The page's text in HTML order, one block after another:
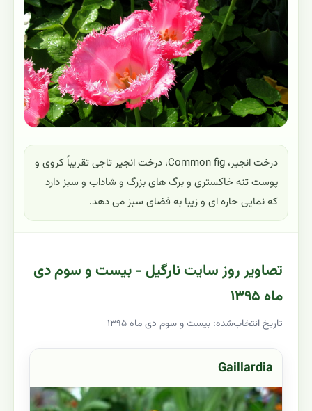
درخت انجیر، Common fig، درخت انجیر تاجی تقریباً کروی و
پوست تنه خاکستری و برگ های بزرگ و شاداب و سبز دارد
که نمایی حاره ای و زیبا به فضای سبز می دهد.
تصاویر روز سایت نارگیل - بیست و سوم دی
ماه ۱۳۹۵
تاریخ انتخاب‌شده: بیست و سوم دی ماه ۱۳۹۵
Gaillardia